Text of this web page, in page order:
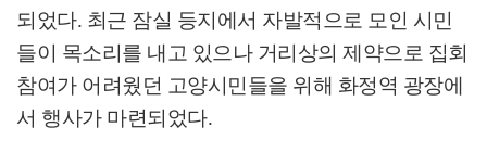
되었다. 최근 잠실 등지에서 자발적으로 모인 시민
들이 목소리를 내고 있으나 거리상의 제약으로 집회
참여가 어려웠던 고양시민들을 위해 화정역 광장에
서 행사가 마련되었다.